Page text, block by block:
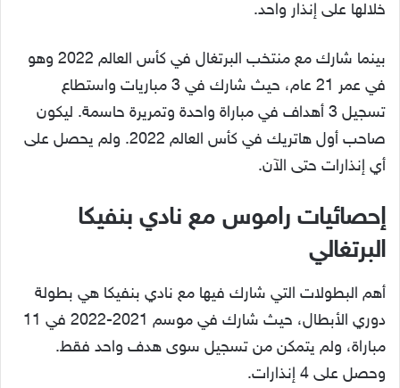
خلالها على إنذار واحد.
بينما شارك مع منتخب البرتغال في كأس العالم 2022 وهو
في عمر 21 عام، حيث شارك في 3 مباريات واستطاع
تسجيل 3 أهداف في مباراة واحدة وتمريرة حاسمة. ليكون
صاحب أول هاتريك في كأس العالم 2022. ولم يحصل على
أي إنذارات حتى الآن.
إحصائيات راموس مع نادي بنفيكا
البرتغالي
أهم البطولات التي شارك فيها مع نادي بنفيكا هي بطولة
دوري الأبطال، حيث شارك في موسم 2021-2022 في 11
مباراة، ولم يتمكن من تسجيل سوى هدف واحد فقط.
وحصل على 4 إنذارات.